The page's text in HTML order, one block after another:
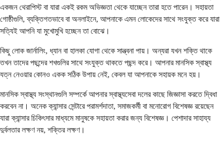
একজন থেরাপিস্ট বা যারা একই রকম অভিজ্ঞতা থেকে যাচ্ছেন তারা হতে পারেন। সহায়তা
গোষ্ঠীগুলি, ব্যক্তিগতভাবে বা অনলাইনে, আপনাকে এমন লোকেদের সাথে সংযুক্ত করে যারা
সত্যিই আপনি যা মুখোমুখি হচ্ছেন তা বোঝে।
কিছু লোক জার্নালিং, ধ্যান বা হালকা যোগা থেকে সান্ত্বনা পায়। অন্যরা যখন শক্তি থাকে
তখন তাদের পছন্দের শখগুলির সাথে সংযুক্ত থাকতে পছন্দ করে। আপনার মানসিক স্বাস্থ্য
যত্ন নেওয়ার কোনও একক সঠিক উপায় নেই, কেবল যা আপনাকে সহায়ক মনে হয়।
মানসিক স্বাস্থ্য সংস্থানগুলি সম্পর্কে আপনার স্বাস্থ্যসেবা দলের কাছে জিজ্ঞাসা করতে দ্বিধা
করবেন না। অনেক ক্যান্সার সেন্টারে পরামর্শদাতা, সমাজকর্মী বা মনোরোগ বিশেষজ্ঞ রয়েছেন
যারা ক্যান্সার চিকিৎসার মাধ্যমে মানুষকে সহায়তা করার জন্য বিশেষজ্ঞ। পেশাদার সাহায্য
দুর্বলতার লক্ষণ নয়, শক্তির লক্ষণ।